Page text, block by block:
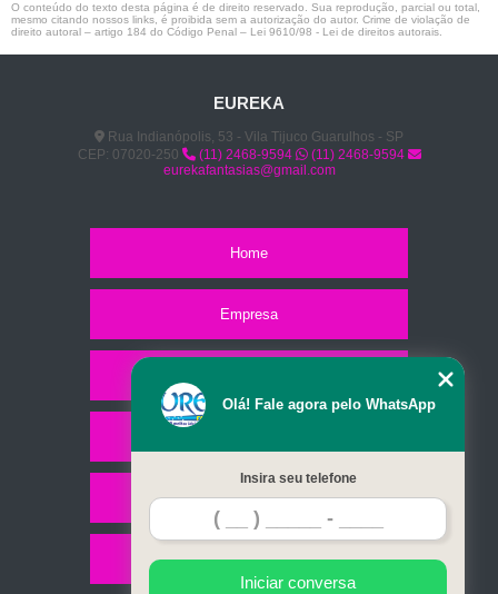
O conteúdo do texto desta página é de direito reservado. Sua reprodução, parcial ou total,
mesmo citando nossos links, é proibida sem a autorização do autor. Crime de violação de
direito autoral – artigo 184 do Código Penal – Lei 9610/98 - Lei de direitos autorais
EUREKA
Rua Indianópolis, 53 - Vila Tijuco Guarulhos - SP
CEP: 07020-250
(11) 2468-9594
(11) 2468-9594
eurekafantasias@gmail.com
Home
Empresa
Contato
Mapa do site
Olá! Fale agora pelo WhatsApp
Insira seu telefone
Iniciar conversa